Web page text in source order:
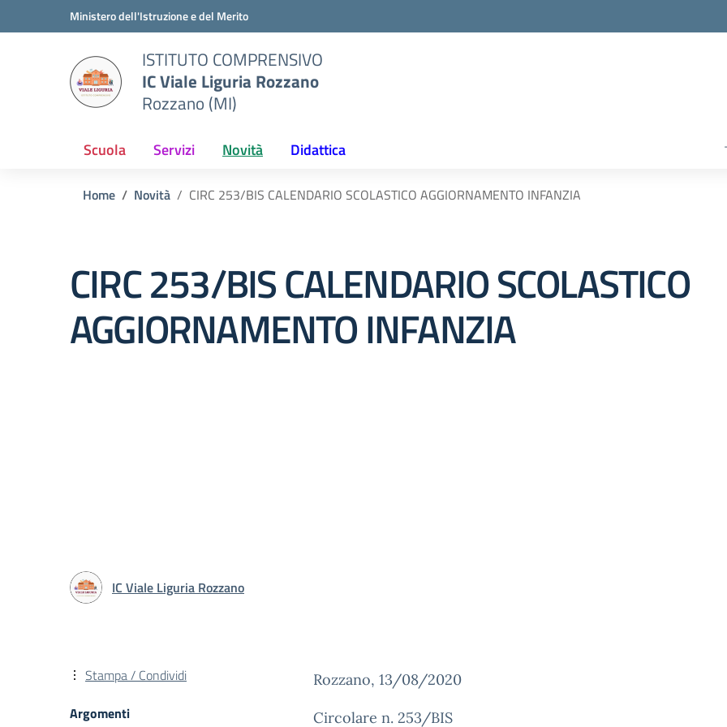
Vai ai contenuti
Vai al menu di navigazioneMinistero dell'Istruzione e del Merito
ISTITUTO COMPRENSIVO
IC Viale Liguria Rozzano
Rozzano (MI)
Scuola Servizi Novità Didattica
Home Novità CIRC 253/BIS CALENDARIO SCOLASTICO AGGIORNAMENTO INFANZIA
CIRC 253/BIS CALENDARIO SCOLASTICO
AGGIORNAMENTO INFANZIA
IC Viale Liguria Rozzano
Rozzano, 13/08/2020
Circolare n. 253/BIS
Stampa / Condividi
Argomenti